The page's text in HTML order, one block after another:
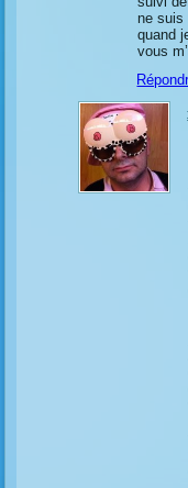
ne suis
quand
vous